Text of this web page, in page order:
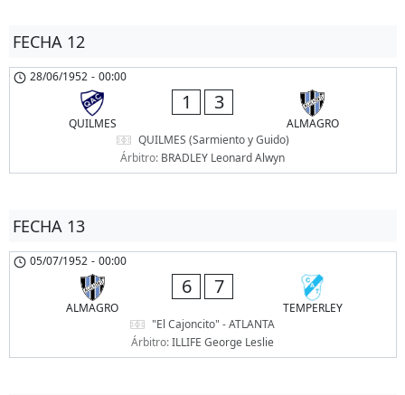
FECHA 12
28/06/1952 - 00:00
QUILMES
1 3
ALMAGRO
QUILMES (Sarmiento y Guido)
Árbitro: BRADLEY Leonard Alwyn
FECHA 13
05/07/1952 - 00:00
ALMAGRO
6 7
TEMPERLEY
"El Cajoncito" - ATLANTA
Árbitro:ILLIFE George Leslie